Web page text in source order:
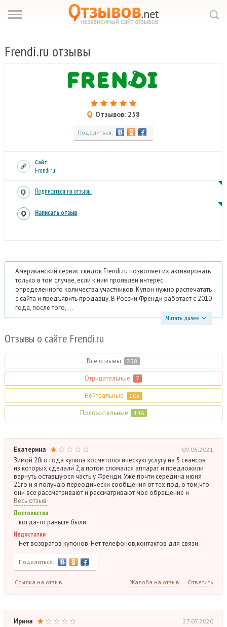
Frendi.ru отзывы
Отзывов: 258
Поделиться:
Сайт:
Frendi.ru
Подписаться на отзывы
Написать отзыв
Американский сервис скидок Frendi.ru позволяет их активировать
только в том случае, если к ним проявлен интерес
определенного количества участников. Купон нужно распечатать
с сайта и предъявить продавцу. В России Френди работает с 2010
года, после того, ...
Читать далее
Отзывы о сайте Frendi.ru
Все отзывы 258
Отрицательные 7
Нейтральные 105
Положительные 146
Екатерина 09.06.2021
Зимой 20го года купила косметологическую услугу на 5 сеансов
из которых сделали 2,а потом сломался аппарат и предложили
вернуть оставшуюся часть у Френди. Уже почти середина июня
21го и я получаю переодически сообщения от тех.под. о том,что
они все рассматривают и рассматривают мое обращение и
Весь отзыв
Достоинства
когда-то раньше были
Недостатки
Нет возвратов купонов. Нет телефонов,контактов для связи.
Поделиться:
Ссылка на отзыв Жалоба на отзыв Ответить
Ирина 27.07.2020